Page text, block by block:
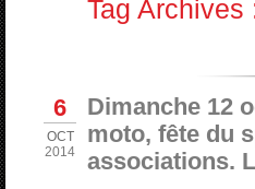
Tag Archives
6
OCT
2014
Dimanche 12
moto, fête du
associations.